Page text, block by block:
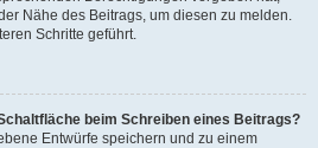
Nähe des Beitrags, um diesen zu melden.
Schritte geführt.
beim Schreiben eines Beitrags?
Entwürfe speichern und zu einem